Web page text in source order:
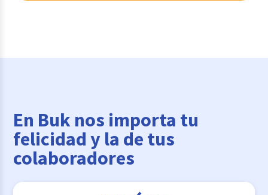
En Buk nos importa tu
felicidad y la de tus
colaboradores